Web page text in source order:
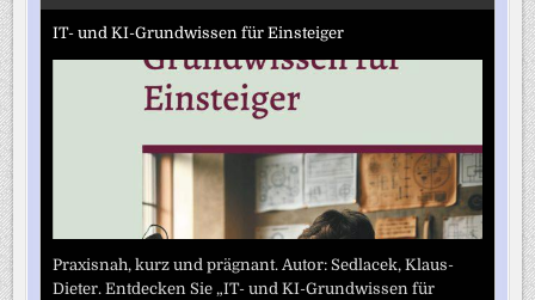
IT- und KI-Grundwissen für Einsteiger
Praxisnah, kurz und prägnant. Autor: Sedlacek, Klaus-
Dieter. Entdecken Sie „IT- und KI-Grundwissen für